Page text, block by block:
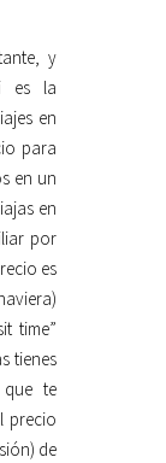
y
es la
en
para
en un
en
por
es
time”
tienes
te
precio
de